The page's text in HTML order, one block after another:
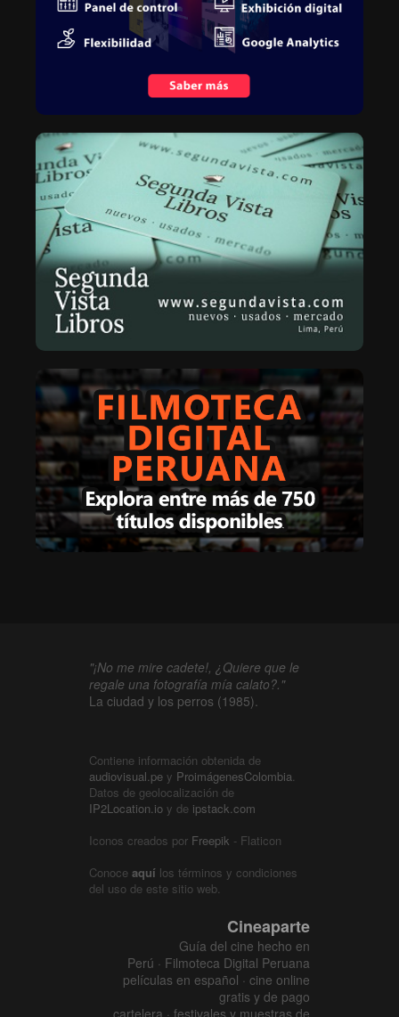
"¡No me mire cadete!, ¿Quiere que le
regale una fotografía mía calato?."
La ciudad y los perros (1985).
Contiene información obtenida de
audiovisual.pe y ProimágenesColombia.
Datos de geolocalización de
IP2Location.io y de ipstack.com
Iconos creados por Freepik - Flaticon
Conoce aquí los términos y condiciones
del uso de este sitio web.
Cineaparte
Guía del cine hecho en
Perú · Filmoteca Digital Peruana
películas en español · cine online
gratis y de pago